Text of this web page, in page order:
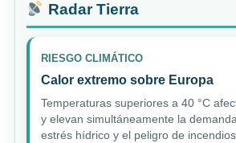
Radar Tierra
RIESGO CLIMÁTICO
Calor extremo sobre Europa
Temperaturas superiores a 40 °C
y elevan simultáneamente la
estrés hídrico y el peligro de